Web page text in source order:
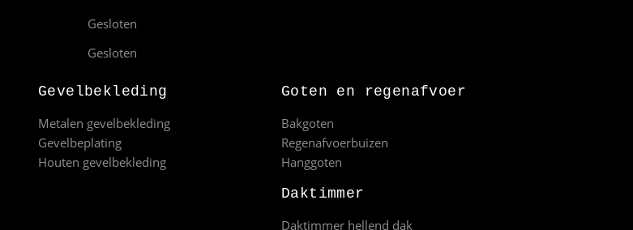
Gesloten
Gesloten
Gevelbekleding
Metalen gevelbekleding
Gevelbeplating
Houten gevelbekleding
Goten en regenafvoer
Bakgoten
Regenafvoerbuizen
Hanggoten
Daktimmer
Daktimmer hellend dak